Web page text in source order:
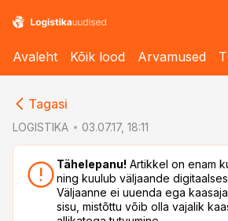
Avaleht Kõik lood Arvamused
Tagasi
LOGISTIKA 03.07.17, 18:11
Tähelepanu! Artikkel on enam
ning kuulub väljaande
Väljaanne ei uuenda ega
sisu, mistõttu võib olla vajalik